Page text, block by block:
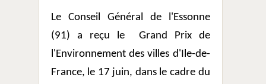
Le Conseil Général de l'Essonne
(91) a reçu le
Grand Prix de
l'Environnement des villes d'Ile-de-
France, le 17 juin, dans le cadre du